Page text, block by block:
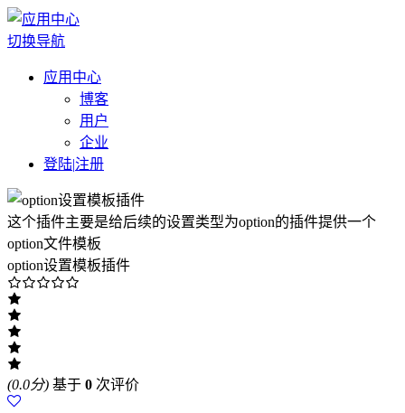
切换导航
应用中心
博客
用户
企业
登陆|注册
这个插件主要是给后续的设置类型为option的插件提供一个
option文件模板
option设置模板插件
(0.0分) 基于 0 次评价